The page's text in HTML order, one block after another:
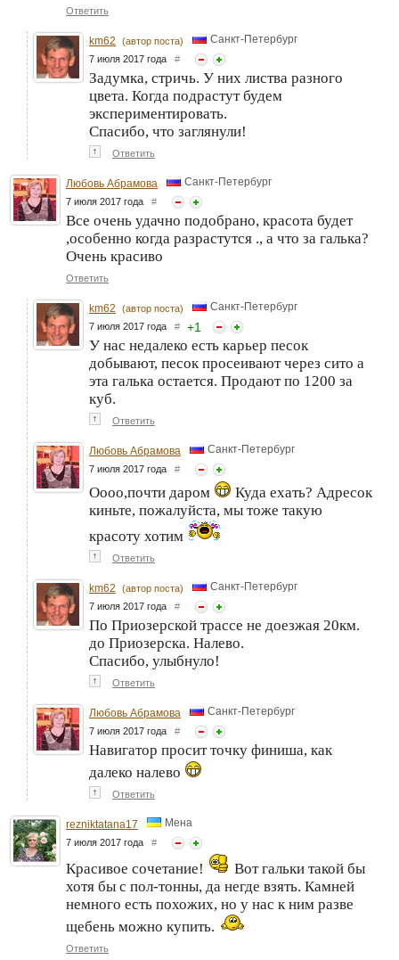
Ответить
km62 (автор поста) Санкт-Петербург
7 июля 2017 года #
Задумка, стричь. У них листва разного
цвета. Когда подрастут будем
экспериментировать.
Спасибо, что заглянули!
↑ Ответить
Любовь Абрамова Санкт-Петербург
7 июля 2017 года #
Все очень удачно подобрано, красота будет
,особенно когда разрастутся ., а что за галька?
Очень красиво
Ответить
km62 (автор поста) Санкт-Петербург
7 июля 2017 года # +1
У нас недалеко есть карьер песок
добывают, песок просеивают через сито а
эта галька остается. Продают по 1200 за
куб.
↑ Ответить
Любовь Абрамова Санкт-Петербург
7 июля 2017 года #
Оооо,почти даром
Куда ехать? Адресок
киньте, пожалуйста, мы тоже такую
красоту хотим
↑ Ответить
km62 (автор поста) Санкт-Петербург
7 июля 2017 года #
По Приозерской трассе не доезжая 20км.
до Приозерска. Налево.
Спасибо, улыбнуло!
↑ Ответить
Любовь Абрамова Санкт-Петербург
7 июля 2017 года #
Навигатор просит точку финиша, как
далеко налево
↑ Ответить
rezniktatana17 Мена
7 июля 2017 года #
Красивое сочетание!
Вот гальки такой бы
хотя бы с пол-тонны, да негде взять. Камней
немного есть похожих, но у нас к ним разве
щебень можно купить.
Ответить